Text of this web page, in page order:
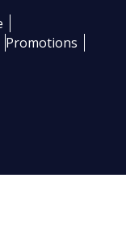
Promotions